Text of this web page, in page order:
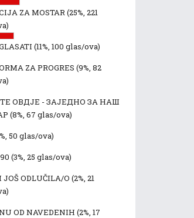
ZA MOSTAR(25%, 221
(11%, 100 glas/ova)
ZA PROGRES (9%, 82
ОВДЈЕ - ЗАЈЕДНО ЗА НАШ
(8%, 67 glas/ova)
50 glas/ova)
(3%, 25 glas/ova)
ODLUČILA/O (2%, 21
OD NAVEDENIH (2%, 17